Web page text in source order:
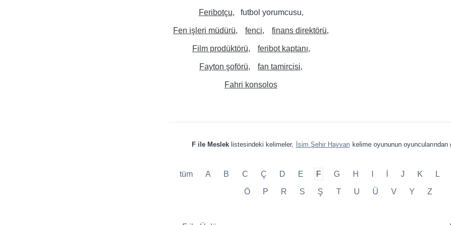
Feribotçu futbol yorumcusu
Fen işleri müdürü fenci finans direktörü
Film prodüktörü feribot kaptanı
Fayton şoförü fan tamircisi
Fahri konsolos
F ile Mesleklistesindeki kelimeler, İsim Şehir Hayvan kelime oyununun oyuncularından
tüm A B C Ç D E F G H J K L
Ö P R S Ş T U Ü V Y Z